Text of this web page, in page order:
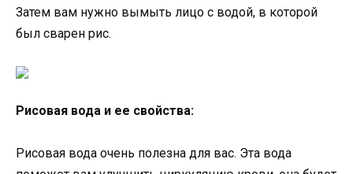
Затем вам нужно вымыть лицо с водой, в которой
был сварен рис.
Рисовая вода и ее свойства:
Рисовая вода очень полезна для вас. Эта вода